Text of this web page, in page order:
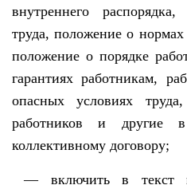
внутреннего
труда, положение о
положение о порядке
гарантиях работникам,
опасных условиях
работников и другие
коллективному договору;
— включить в текст